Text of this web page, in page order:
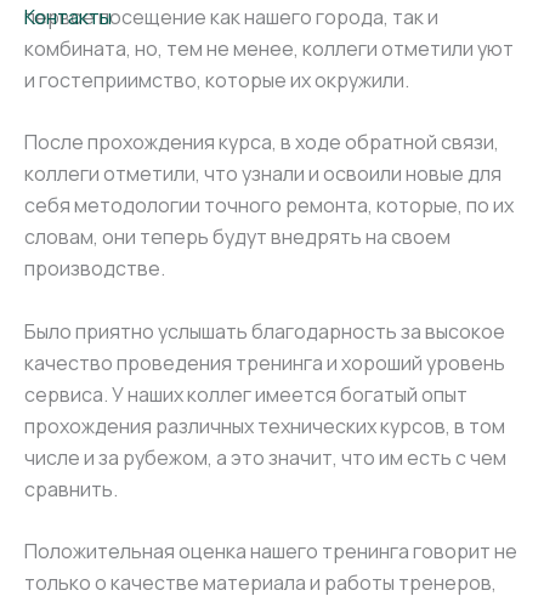
Контакты
первое посещение как нашего города, так и
комбината, но, тем не менее, коллеги отметили уют
и гостеприимство, которые их окружили.
После прохождения курса, в ходе обратной связи,
коллеги отметили, что узнали и освоили новые для
себя методологии точного ремонта, которые, по их
словам, они теперь будут внедрять на своем
производстве.
Было приятно услышать благодарность за высокое
качество проведения тренинга и хороший уровень
сервиса. У наших коллег имеется богатый опыт
прохождения различных технических курсов, в том
числе и за рубежом, а это значит, что им есть с чем
сравнить.
Положительная оценка нашего тренинга говорит не
только о качестве материала и работы тренеров,